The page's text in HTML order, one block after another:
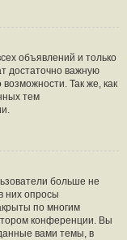
объявлений и только
достаточно важную
Так же, как
тем
больше не
них опросы
по многим
конференции. Вы
вами темы, в